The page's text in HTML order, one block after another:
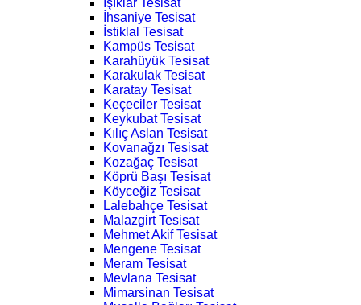
Işıklar Tesisat
İhsaniye Tesisat
İstiklal Tesisat
Kampüs Tesisat
Karahüyük Tesisat
Karakulak Tesisat
Karatay Tesisat
Keçeciler Tesisat
Keykubat Tesisat
Kılıç Aslan Tesisat
Kovanağzı Tesisat
Kozağaç Tesisat
Köprü Başı Tesisat
Köyceğiz Tesisat
Lalebahçe Tesisat
Malazgirt Tesisat
Mehmet Akif Tesisat
Mengene Tesisat
Meram Tesisat
Mevlana Tesisat
Mimarsinan Tesisat